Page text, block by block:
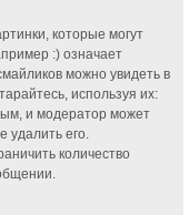
которые могут
:) означает
можно увидеть в
используя их:
и модератор может
его.
количество